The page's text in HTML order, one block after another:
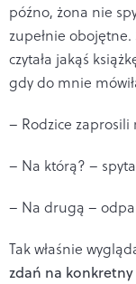
późno, żona nie
zupełnie obojętne.
czytała jakąś
gdy do mnie
– Rodzice
– Na którą? –
– Na drugą –
Tak właśnie
zdań na